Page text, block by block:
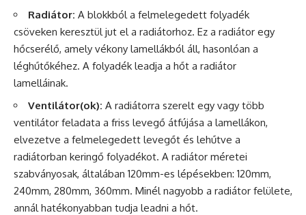
Radiátor: A blokkból a felmelegedett folyadék
csöveken keresztül jut el a radiátorhoz. Ez a radiátor egy
hőcserélő, amely vékony lamellákból áll, hasonlóan a
léghűtőkéhez. A folyadék leadja a hőt a radiátor
lamelláinak.
Ventilátor(ok): A radiátorra szerelt egy vagy több
ventilátor feladata a friss levegő átfújása a lamellákon,
elvezetve a felmelegedett levegőt és lehűtve a
radiátorban keringő folyadékot. A radiátor méretei
szabványosak, általában 120mm-es lépésekben: 120mm,
240mm, 280mm, 360mm. Minél nagyobb a radiátor felülete,
annál hatékonyabban tudja leadni a hőt.